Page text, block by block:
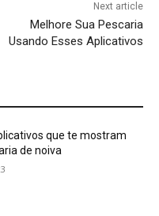
Next article
Melhore Sua Pescaria
Usando Esses Aplicativos
que te mostram
de noiva